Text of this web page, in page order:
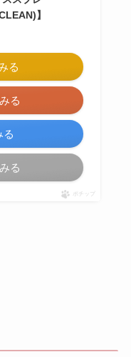
】
る
る
る
る
ポチップ